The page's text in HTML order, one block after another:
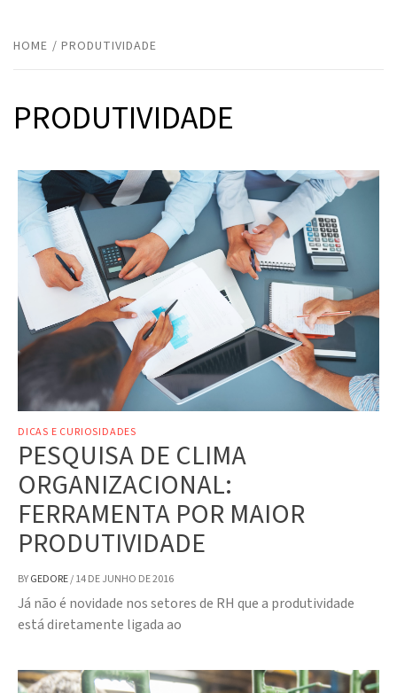
HOME PRODUTIVIDADE
PRODUTIVIDADE
DICAS E CURIOSIDADES
PESQUISA DE CLIMA
ORGANIZACIONAL:
FERRAMENTA POR MAIOR
PRODUTIVIDADE
BYGEDORE/14 DE JUNHO DE 2016
Já não é novidade nos setores de RH que a produtividade
está diretamente ligada ao